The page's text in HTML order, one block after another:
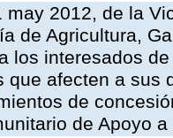
may 2012, de la
de Agricultura,
los interesados
que afecten a sus
de
de Apoyo